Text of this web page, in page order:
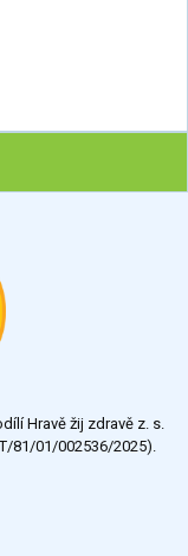
ankety
Hravě žij zdravě z. s.
81/01/002536/2025).